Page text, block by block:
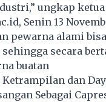
ungkap
Senin 13
pewarna alami
secara
buatan
dan
Sebagai